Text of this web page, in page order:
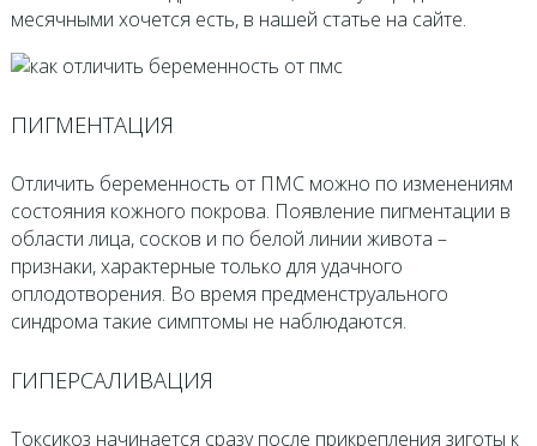
месячными хочется есть, в нашей статье на сайте.
ПИГМЕНТАЦИЯ
Отличить беременность от ПМС можно по изменениям
состояния кожного покрова. Появление пигментации в
области лица, сосков и по белой линии живота –
признаки, характерные только для удачного
оплодотворения. Во время предменструального
синдрома такие симптомы не наблюдаются.
ГИПЕРСАЛИВАЦИЯ
Токсикоз начинается сразу после прикрепления зиготы к